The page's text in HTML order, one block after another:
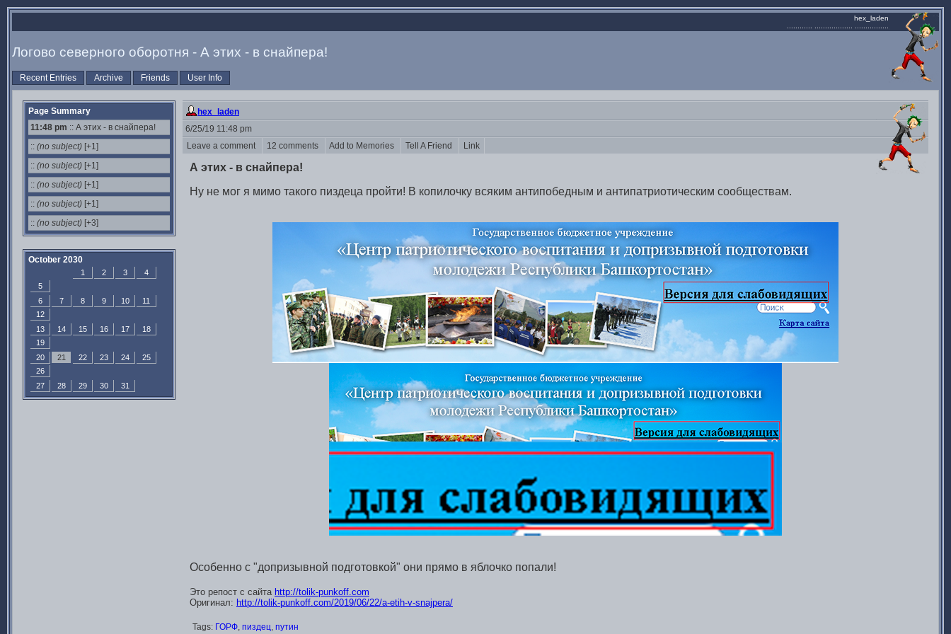
hex_laden
Логово северного оборотня - А этих - в снайпера!
Recent Entries Archive Friends User Info
Page Summary
11:48 pm :: А этих - в снайпера!
:: (no subject) [+1]
:: (no subject) [+1]
:: (no subject) [+1]
:: (no subject) [+1]
:: (no subject) [+3]
October 2030
1 2 3
4
5
6
7 8 9 10
11
12
13
14 15 16 17
18
19
20
21 22 23 24
25
26
27
28 29 30 31
hex_laden
6/25/19 11:48 pm
Leave a comment
12 comments Add to Memories Tell A Friend Link
А этих - в снайпера!
Ну не мог я мимо такого пиздеца пройти! В копилочку всяким антипобедным и антипатриотическим сообществам.
Особенно с "допризывной подготовкой" они прямо в яблочко попали!
Это репост с сайта http://tolik-punkoff.com
Оригинал: http://tolik-punkoff.com/2019/06/22/a-etih-v-snajpera/
Tags: ГОРФ, пиздец, путин